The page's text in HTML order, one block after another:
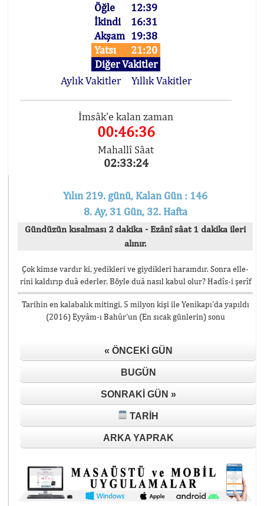
Öğle
12:39
İkindi
16:31
Akşam 19:38
Yatsı
21:20
Diğer Vakitler
Aylık Vakitler
Yıllık Vakitler
İmsâk'e kalan zaman
00:46:36
Mahallî Sâat
02:33:24
Yılın 219. günü, Kalan Gün : 146
8. Ay, 31 Gün, 32. Hafta
Gündüzün kısalması 2 dakika - Ezânî sâat 1 dakika ileri
alınır.
Çok kimse vardır ki, yedikleri ve giydikleri haramdır. Sonra elle-
rini kaldırıp duâ ederler. Böyle duâ nasıl kabul olur? Hadîs-i şerîf
Tarihin en kalabalık mitingi, 5 milyon kişi ile Yenikapı’da yapıldı
(2016) Eyyâm-ı Bahûr’un (En sıcak günlerin) sonu
« ÖNCEKI GÜN
BUGÜN
SONRAKI GÜN »
TARIH
ARKA YAPRAK